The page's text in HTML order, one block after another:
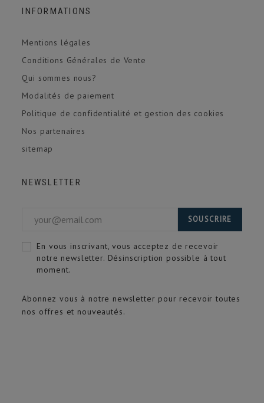
INFORMATIONS
Mentions légales
Conditions Générales de Vente
Qui sommes nous?
Modalités de paiement
Politique de confidentialité et gestion des cookies
Nos partenaires
sitemap
NEWSLETTER
Abonnez vous à notre newsletter pour recevoir toutes
nos offres et nouveautés.
SOUSCRIRE
En vous inscrivant, vous acceptez de recevoir
notre newsletter. Désinscription possible à tout
moment.